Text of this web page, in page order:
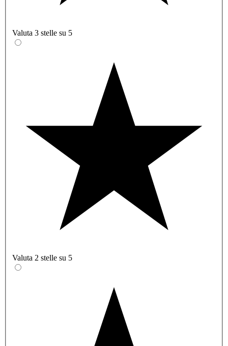
Valuta 3 stelle su 5
Valuta 2 stelle su 5